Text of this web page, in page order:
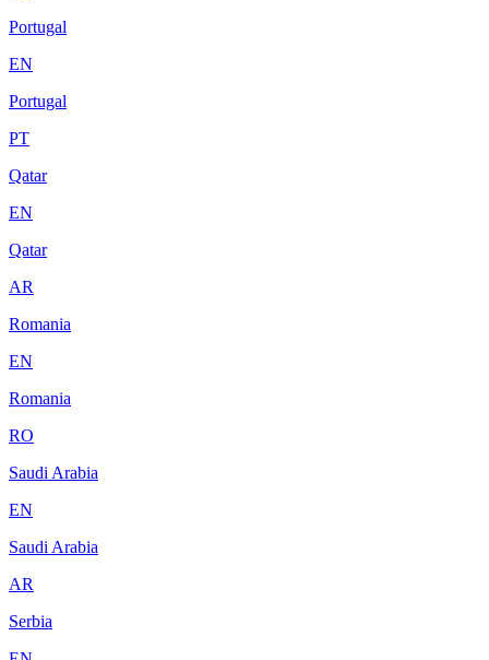
Portugal
EN
Portugal
PT
Qatar
EN
Qatar
AR
Romania
EN
Romania
RO
Saudi Arabia
EN
Saudi Arabia
AR
Serbia